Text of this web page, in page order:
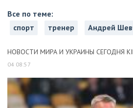
Все по теме:
спорт
тренер Андрей
НОВОСТИ МИРА И УКРАИНЫ СЕГОДНЯ
04 08:57